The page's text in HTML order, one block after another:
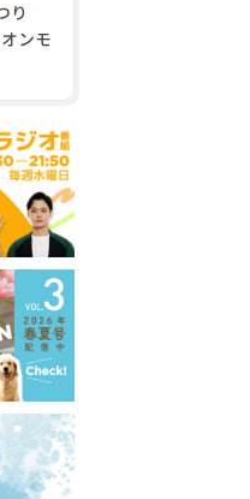
り
ンモ